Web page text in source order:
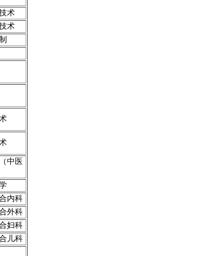
术
术
中医
内科
外科
妇科
儿科